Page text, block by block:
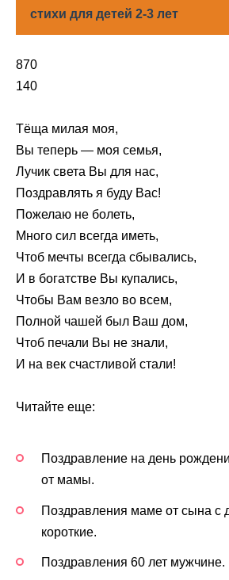
стихи для детей 2-3 лет
870
140
Тёща милая моя,
Вы теперь — моя семья,
Лучик света Вы для нас,
Поздравлять я буду Вас!
Пожелаю не болеть,
Много сил всегда иметь,
Чтоб мечты всегда сбывались,
И в богатстве Вы купались,
Чтобы Вам везло во всем,
Полной чашей был Ваш дом,
Чтоб печали Вы не знали,
И на век счастливой стали!
Читайте еще:
Поздравление на день
от мамы.
Поздравления маме от сына с
короткие.
Поздравления 60 лет мужчине.